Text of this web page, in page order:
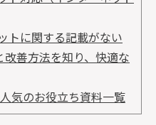
トに関する記載がない
改善方法を知り、快適な
気のお役立ち資料一覧